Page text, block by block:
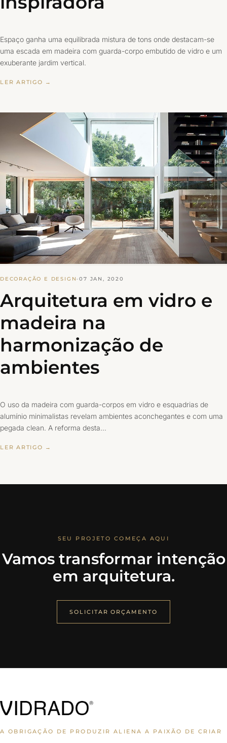
Espaço ganha uma equilibrada mistura de tons onde destacam-se
uma escada em madeira com guarda-corpo embutido de vidro e um
exuberante jardim vertical.
LER ARTIGO →
DECORAÇÃO E DESIGN·07 JAN, 2020
Arquitetura em vidro e
madeira na
harmonização de
ambientes
O uso da madeira com guarda-corpos em vidro e esquadrias de
alumínio minimalistas revelam ambientes aconchegantes e com uma
pegada clean. A reforma desta…
LER ARTIGO →
SEU PROJETO COMEÇA AQUI
Vamos transformar intenção
em arquitetura.
SOLICITAR ORÇAMENTO
A OBRIGAÇÃO DE PRODUZIR ALIENA A PAIXÃO DE CRIAR